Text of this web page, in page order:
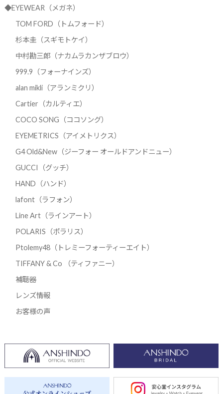
◆EYEWEAR（メガネ）
TOM FORD（トムフォード）
杉本圭（スギモトケイ）
中村勘三郎（ナカムラカンザブロウ）
999.9（フォーナインズ）
alan mikli（アランミクリ）
Cartier（カルティエ）
COCO SONG（ココソング）
EYEMETRICS（アイメトリクス）
G4 Old&New（ジーフォー オールドアンドニュー）
GUCCI（グッチ）
HAND（ハンド）
lafont（ラフォン）
Line Art（ラインアート）
POLARIS（ポラリス）
Ptolemy48（トレミーフォーティーエイト）
TIFFANY & Co （ティファニー）
補聴器
レンズ情報
お客様の声